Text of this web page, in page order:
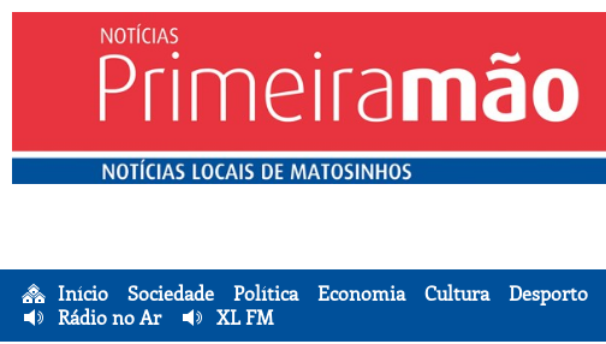
Início Sociedade Política Economia Cultura Desporto
Rádio no Ar
XL FM